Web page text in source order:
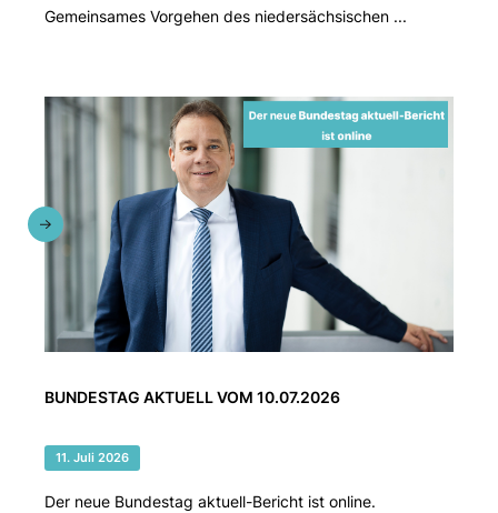
Gemeinsames Vorgehen des niedersächsischen ...
BUNDESTAG AKTUELL VOM 10.07.2026
11. Juli 2026
Der neue Bundestag aktuell-Bericht ist online.